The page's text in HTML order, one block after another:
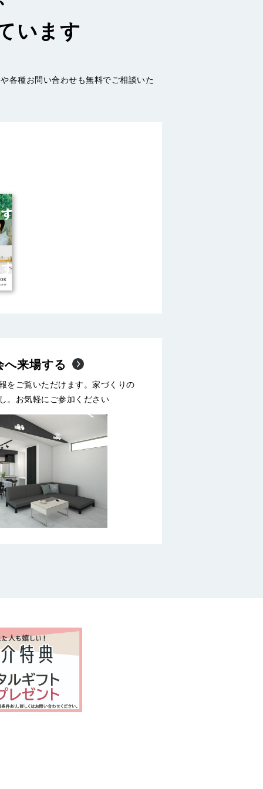
います
各種お問い合わせも無料でご相談いた
へ来場する
をご覧いただけます。家づくりの
。お気軽にご参加ください